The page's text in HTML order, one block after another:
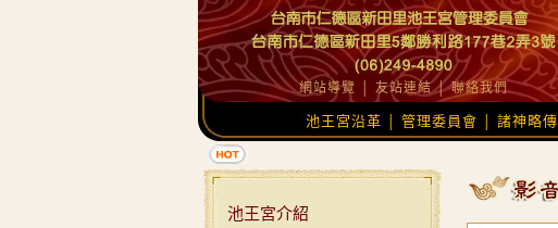
網站導覽 友站連結│聯絡我們
池王宮沿革 管理委員會 諸神略傳
池王宮介紹